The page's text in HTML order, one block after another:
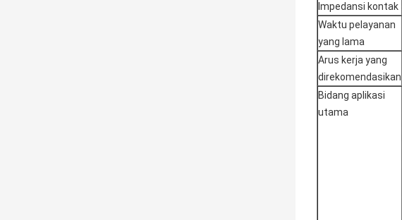
Impedansi kontak
Waktu pelayanan
yang lama
Arus kerja yang
direkomendasikan
Bidang aplikasi
utama